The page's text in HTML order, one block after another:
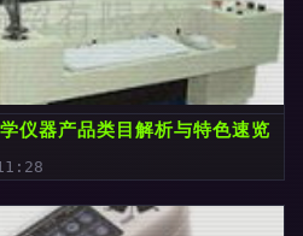
仪器产品类目解析与特色速览